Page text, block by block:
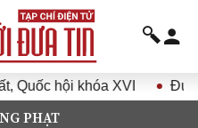
Đưa Nghị quyết Đại hội
PHẠT